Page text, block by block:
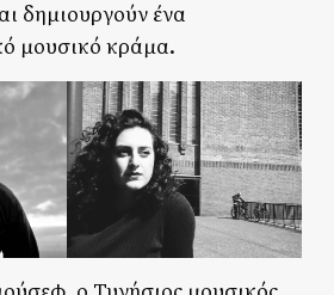
δημιουργούν ένα
μουσικό κράμα.